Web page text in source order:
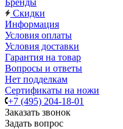
Бренды
Скидки
Информация
Условия оплаты
Условия доставки
Гарантия на товар
Вопросы и ответы
Нет подделкам
Сертификаты на ножи
+7 (495) 204-18-01
Заказать звонок
Задать вопрос